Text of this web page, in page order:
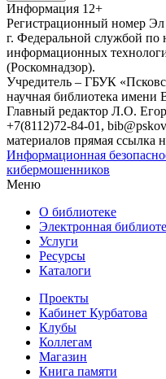
Информация 12+
Регистрационный номер
г. Федеральной службой по
информационных
(Роскомнадзор).
Учредитель – ГБУК
научная библиотека имени
Главный редактор Л.О.
+7(8112)72-84-01,
материалов прямая ссылка
Информационная
кибермошенников
Меню
О библиотеке
Электронная
Услуги
Ресурсы
Каталоги
Проекты
Кабинет Курбатова
Клубы
Коллегам
Магазин
Книга памяти